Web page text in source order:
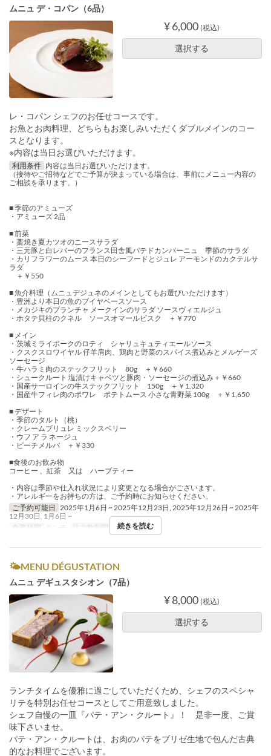
ムニュ デ・コパン（6品）
¥ 6,000 (税込)
選択する
レ・コパン シェフのお任せコースです。
お魚とお肉料理、どちらもお楽しみいただくダブルメインのコー
スとなります。
※内容は当日お選びいただけます。
利用条件 内容は当日お選びいただけます。
（接待やご招待などでご予算が決まっている場合は、事前にメニュー内容の
ご相談を承ります。）
■ 季節のアミューズ
・アミューズ 2品
■ 前菜
・藁焼き夏カツオのニースサラダ
・三元豚と白レバーのフランス田舎風パテドカンパーニュ 季節のサラダ
・カリフラワーのムース 本日のシーフードとジュレ アーモンドのカクテルサ
ラダ
＋￥550
■ 魚介料理（ムニュデジュネのメインとしてもお選びいただけます）
・豊洲より本日の魚のブイヤベースソース
・メカジキのプランチャ メークインのサラダ ソースヴィエルジュ
・ホタテ貝柱のクネル ソースオマールビスク ＋￥770
■ メイン
・茨城ミライポークのロティ シャリュキュティエールソース
・クスクスロワイヤル 仔羊肩肉、鶏肉と野菜のスパイス煮込みとメルゲーズ
ソーセージ
・牛ハラミ肉のステックフリット 80g ＋￥660
・シュークルート 塩漬けキャベツと豚肉・ソーセージの煮込み＋￥660
・国産サーロインの牛ステックフリット 150g ＋￥1,320
・国産牛フィレ肉のポワレ ポテトムース 小さな青野菜 100g ＋￥1,650
■ デザート
・季節のタルト（桃）
・クレームブリュレ ミックスベリー
・ウフ ア ラ ネージュ
・ピーチメルバ ＋￥330
■食後のお飲み物
コーヒー 、紅茶 又は ハーブティー
・内容は季節や仕入れ状況により変更となる場合がございます。
・アレルギーをお持ちの方は、ご予約時にお知らせください。
ご予約可能日 2025年1月6日 ~ 2025年12月23日, 2025年12月26日 ~ 2025年
12月30日, 1月6日 ~
食事時間
ランチ 注文数制限 1 ~ 4
続きを読む
🌤MENU DÉGUSTATION
ムニュ デギュスタシオン（7品）
¥ 8,000 (税込)
選択する
ランチタイムを優雅に過ごしていただくため、シェフのスペシャ
リテを特別お任せコースとしてご用意致しました。
シェフ自慢の一皿『パテ・アン・クルート』！ 是非一度、ご賞
味下さいませ。
パテ・アン・クルートは、お肉のパテをブリゼ生地で包んだ古典
的なお料理でございます。